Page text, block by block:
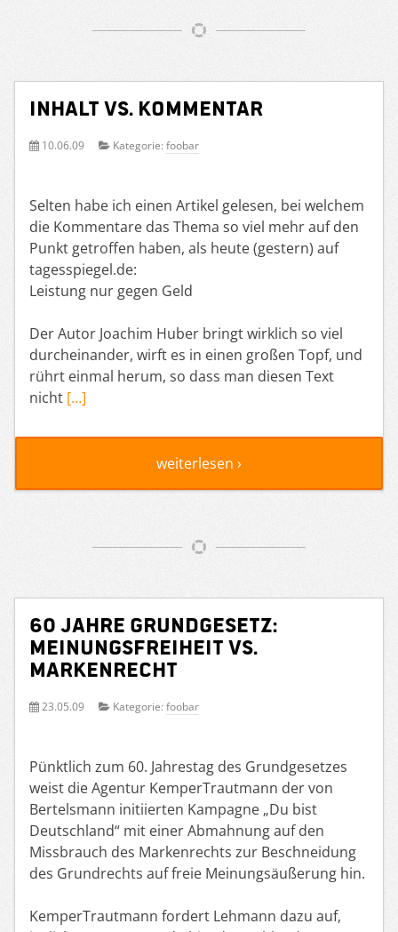
Inhalt vs. Kommentar
10.06.09 Kategorie: foobar
Selten habe ich einen Artikel gelesen, bei welchem
die Kommentare das Thema so viel mehr auf den
Punkt getroffen haben, als heute (gestern) auf
tagesspiegel.de:
Leistung nur gegen Geld
Der Autor Joachim Huber bringt wirklich so viel
durcheinander, wirft es in einen großen Topf, und
rührt einmal herum, so dass man diesen Text
nicht […]
weiterlesen ›
60 Jahre Grundgesetz:
Meinungsfreiheit vs.
Markenrecht
23.05.09 Kategorie: foobar
Pünktlich zum 60. Jahrestag des Grundgesetzes
weist die Agentur KemperTrautmann der von
Bertelsmann initiierten Kampagne „Du bist
Deutschland“ mit einer Abmahnung auf den
Missbrauch des Markenrechts zur Beschneidung
des Grundrechts auf freie Meinungsäußerung hin.
KemperTrautmann fordert Lehmann dazu auf,